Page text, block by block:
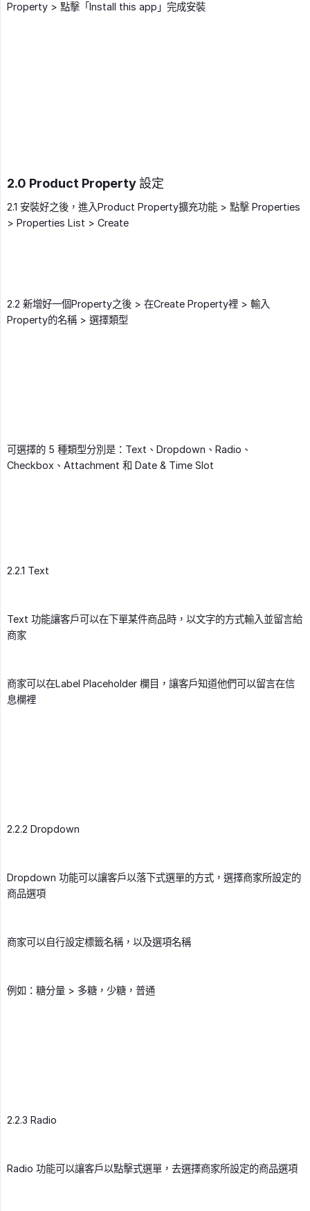
Property > 點擊「Install this app」完成安裝
2.0 Product Property 設定
2.1 安裝好之後，進入Product Property擴充功能 > 點擊 Properties
> Properties List > Create
2.2 新增好一個Property之後 > 在Create Property裡 > 輸入
Property的名稱 > 選擇類型
可選擇的 5 種類型分別是：Text、Dropdown、Radio、
Checkbox、Attachment 和 Date & Time Slot
2.2.1 Text
Text 功能讓客戶可以在下單某件商品時，以文字的方式輸入並留言給
商家
商家可以在Label Placeholder 欄目，讓客戶知道他們可以留言在信
息欄裡
2.2.2 Dropdown
Dropdown 功能可以讓客戶以落下式選單的方式，選擇商家所設定的
商品選項
商家可以自行設定標籤名稱，以及選項名稱
例如：糖分量 > 多糖，少糖，普通
2.2.3 Radio
Radio 功能可以讓客戶以點擊式選單，去選擇商家所設定的商品選項